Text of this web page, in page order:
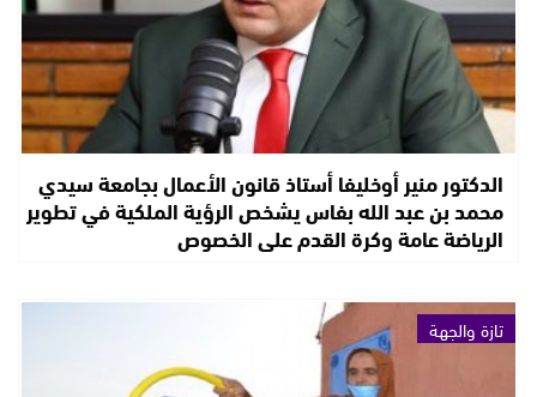
الدكتور منير أوخليفا أستاذ قانون الأعمال بجامعة سيدي
محمد بن عبد الله بفاس يشخص الرؤية الملكية في تطوير
الرياضة عامة وكرة القدم على الخصوص
تازة والجهة